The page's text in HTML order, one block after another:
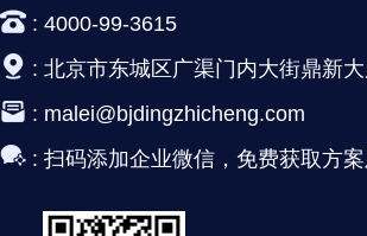
: 4000-99-3615
: 北京市东城区广渠门内大街鼎新
: malei@bjdingzhicheng.com
: 扫码添加企业微信，免费获取方